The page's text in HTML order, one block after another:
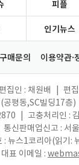
피플
인기뉴스
매문의 이용약관·
집인 : 채원배 편
공평동,SC빌딩17층)
고충처리인 :
통신판매업신고 : 서
: 뉴스1코리아(읽기:
대표 이메일 :